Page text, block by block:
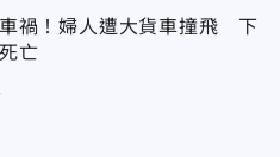
禍！婦人遭大貨車撞飛 下
亡